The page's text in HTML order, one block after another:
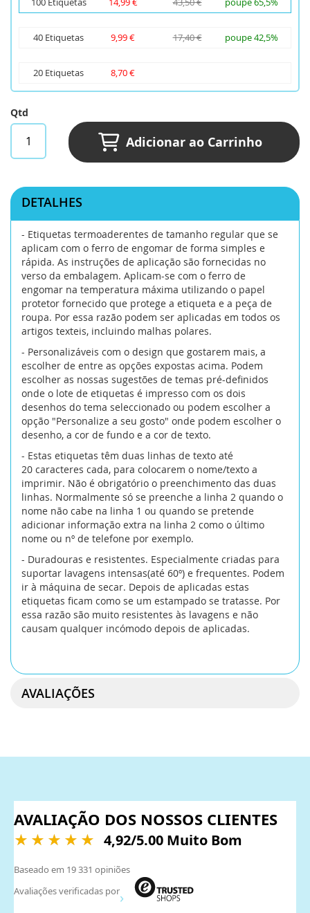
40 Etiquetas 9,99 € 17,40 € poupe 42,5%
20 Etiquetas 8,70 €
Qtd
Adicionar ao Carrinho
DETALHES
- Etiquetas termoaderentes de tamanho regular que se
aplicam com o ferro de engomar de forma simples e
rápida. As instruções de aplicação são fornecidas no
verso da embalagem. Aplicam-se com o ferro de
engomar na temperatura máxima utilizando o papel
protetor fornecido que protege a etiqueta e a peça de
roupa. Por essa razão podem ser aplicadas em todos os
artigos texteis, incluindo malhas polares.
- Personalizáveis com o design que gostarem mais, a
escolher de entre as opções expostas acima. Podem
escolher as nossas sugestões de temas pré-definidos
onde o lote de etiquetas é impresso com os dois
desenhos do tema seleccionado ou podem escolher a
opção "Personalize a seu gosto" onde podem escolher o
desenho, a cor de fundo e a cor de texto.
- Estas etiquetas têm duas linhas de texto até
20 caracteres cada, para colocarem o nome/texto a
imprimir. Não é obrigatório o preenchimento das duas
linhas. Normalmente só se preenche a linha 2 quando o
nome não cabe na linha 1 ou quando se pretende
adicionar informação extra na linha 2 como o último
nome ou nº de telefone por exemplo.
- Duradouras e resistentes. Especialmente criadas para
suportar lavagens intensas(até 60º) e frequentes. Podem
ir à máquina de secar. Depois de aplicadas estas
etiquetas ficam como se um estampado se tratasse. Por
essa razão são muito resistentes às lavagens e não
causam qualquer incómodo depois de aplicadas.
AVALIAÇÕES
AVALIAÇÃO DOS NOSSOS CLIENTES
4,92/5.00 Muito Bom
Baseado em 19 331 opiniões
Avaliações verificadas por